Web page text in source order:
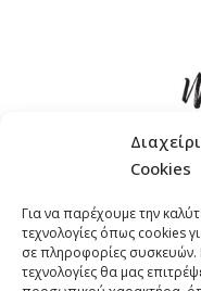
Cookies
Για να παρέχουμε την
τεχνολογίες όπως cookies
σε πληροφορίες συσκευών.
τεχνολογίες θα μας
ΤΗΛΕΦΩΝΟ: +30 211
EMAIL: